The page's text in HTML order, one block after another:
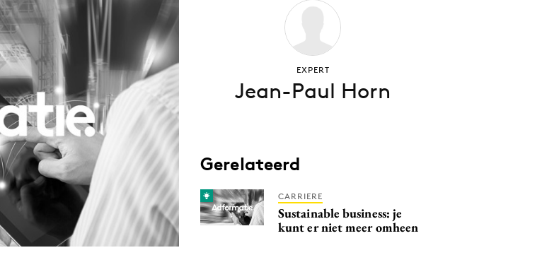
Purpose Marketing
Reputatie & crisis
EXPERT
Jean-Paul Horn
Gerelateerd
CARRIERE
Sustainable business: je
kunt er niet meer omheen